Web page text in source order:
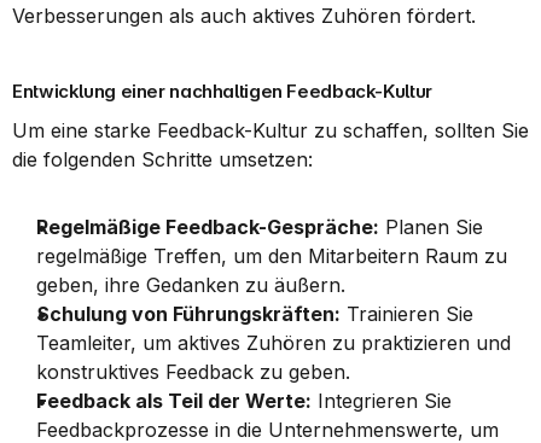
Verbesserungen als auch aktives Zuhören fördert.
Entwicklung einer nachhaltigen Feedback-Kultur
Um eine starke Feedback-Kultur zu schaffen, sollten Sie
die folgenden Schritte umsetzen:
Regelmäßige Feedback-Gespräche: Planen Sie
regelmäßige Treffen, um den Mitarbeitern Raum zu
geben, ihre Gedanken zu äußern.
Schulung von Führungskräften: Trainieren Sie
Teamleiter, um aktives Zuhören zu praktizieren und
konstruktives Feedback zu geben.
Feedback als Teil der Werte: Integrieren Sie
Feedbackprozesse in die Unternehmenswerte, um